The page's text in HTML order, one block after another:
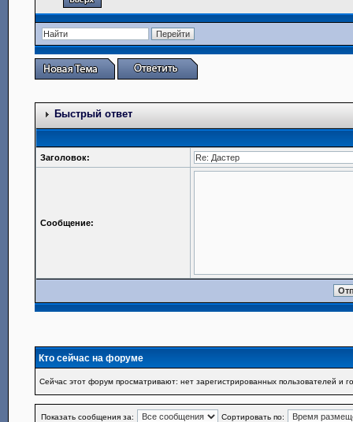
Быстрый ответ
Заголовок:
Сообщение:
Кто сейчас на форуме
Сейчас этот форум просматривают: нет зарегистрированных пользователей и
Показать сообщения за: Сортировать по: